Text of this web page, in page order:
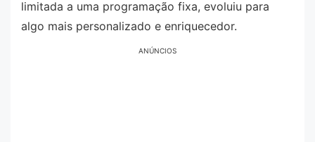
limitada a uma programação fixa, evoluiu para
algo mais personalizado e enriquecedor.
ANÚNCIOS